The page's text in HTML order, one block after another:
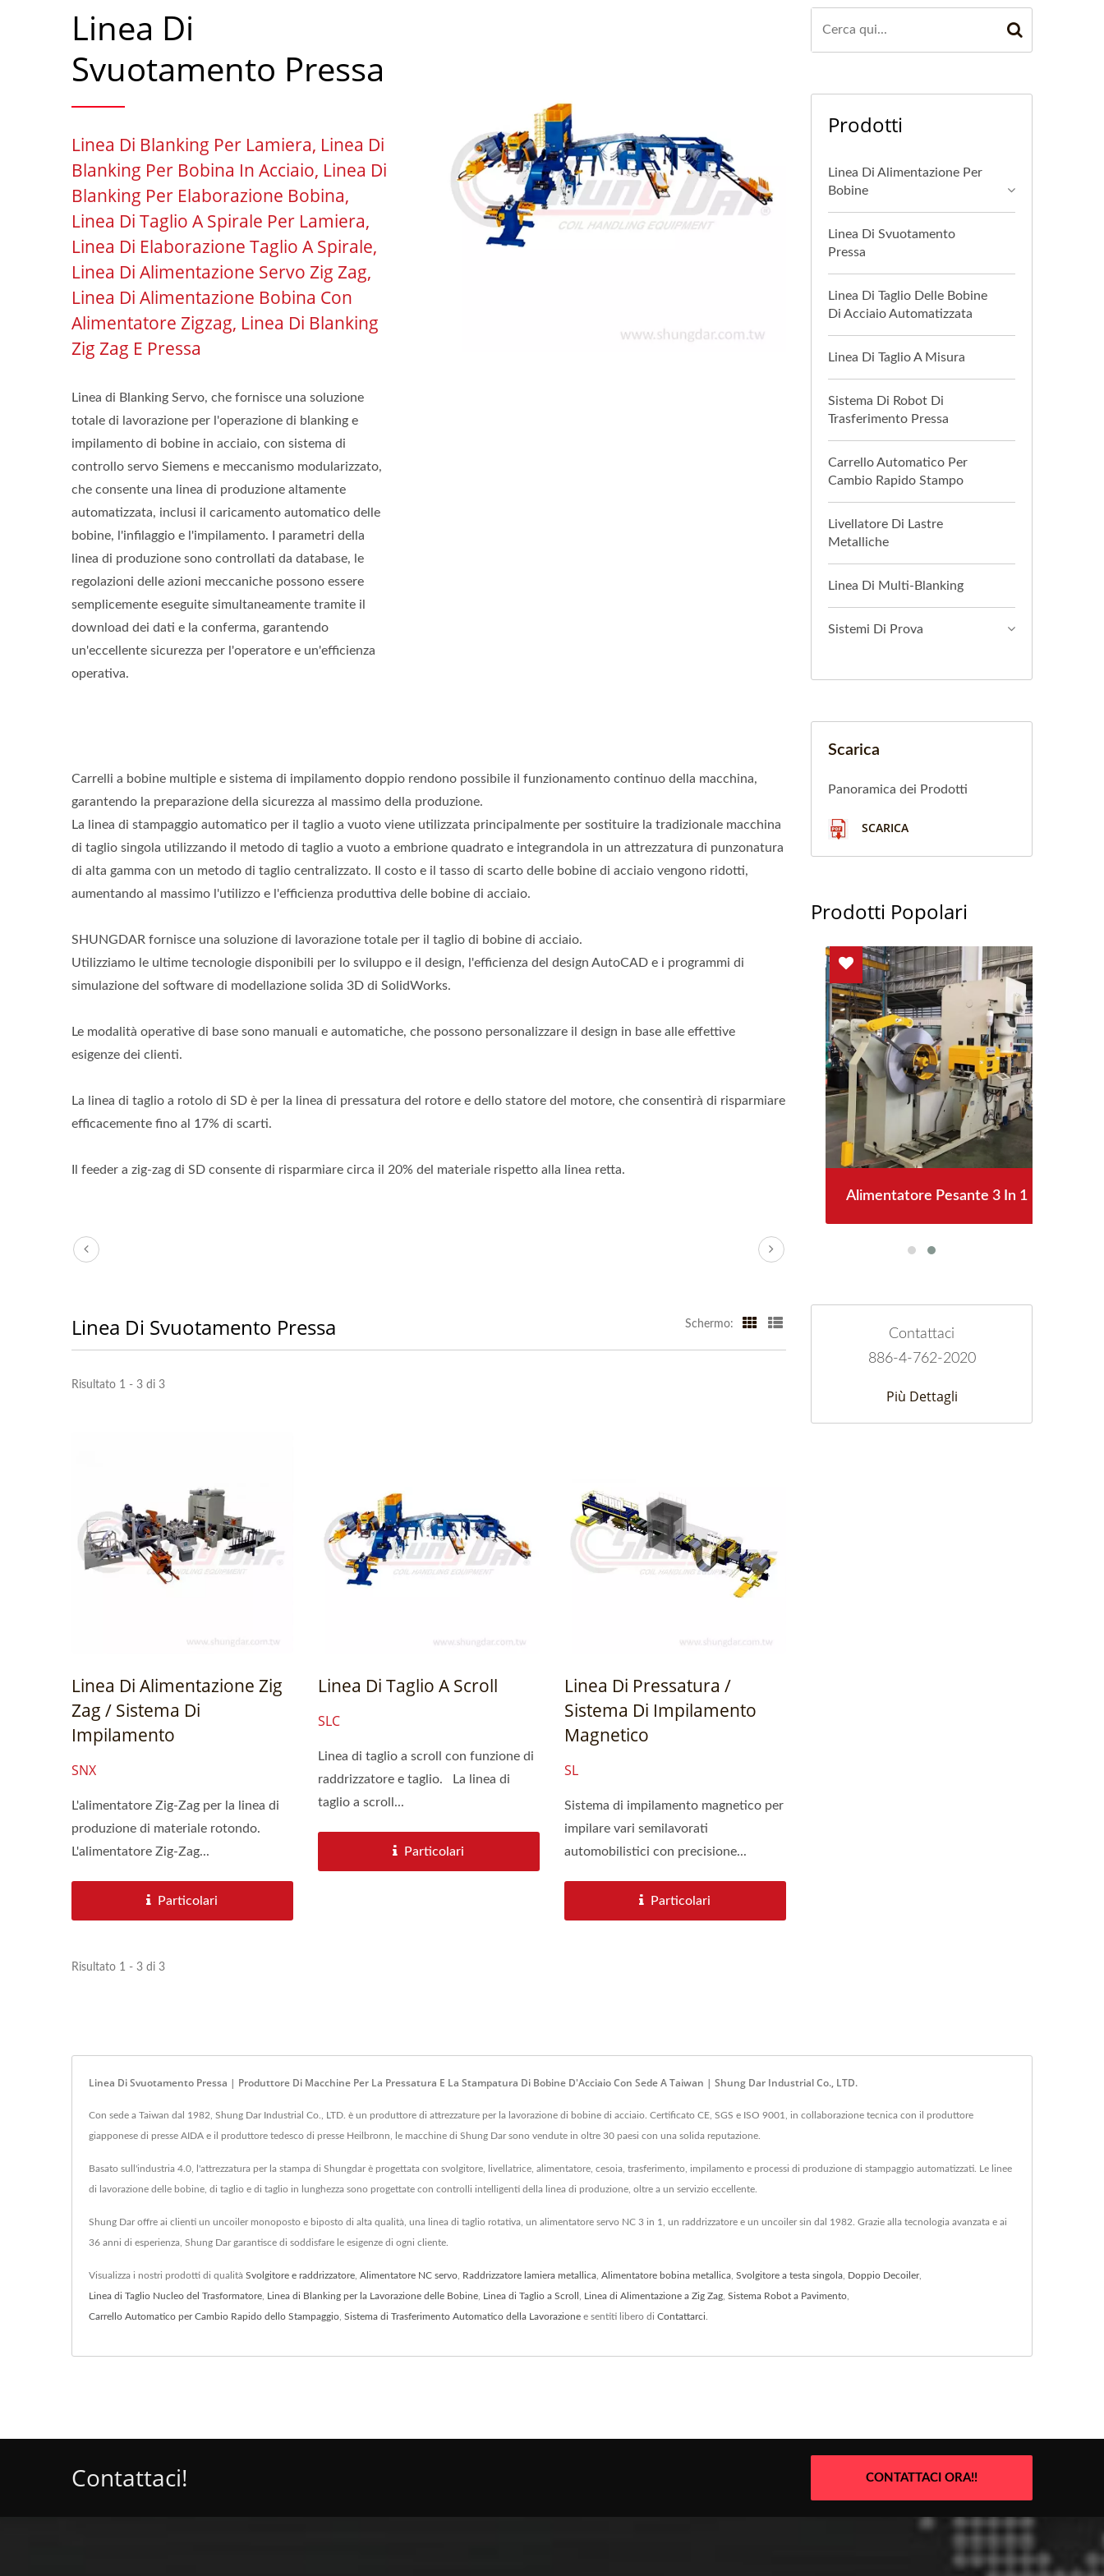
Linea Di
Svuotamento Pressa
Linea Di Blanking Per Lamiera, Linea Di
Blanking Per Bobina In Acciaio, Linea Di
Blanking Per Elaborazione Bobina,
Linea Di Taglio A Spirale Per Lamiera,
Linea Di Elaborazione Taglio A Spirale,
Linea Di Alimentazione Servo Zig Zag,
Linea Di Alimentazione Bobina Con
Alimentatore Zigzag, Linea Di Blanking
Zig Zag E Pressa
Linea di Blanking Servo, che fornisce una soluzione
totale di lavorazione per l'operazione di blanking e
impilamento di bobine in acciaio, con sistema di
controllo servo Siemens e meccanismo modularizzato,
che consente una linea di produzione altamente
automatizzata, inclusi il caricamento automatico delle
bobine, l'infilaggio e l'impilamento. I parametri della
linea di produzione sono controllati da database, le
regolazioni delle azioni meccaniche possono essere
semplicemente eseguite simultaneamente tramite il
download dei dati e la conferma, garantendo
un'eccellente sicurezza per l'operatore e un'efficienza
operativa.
Carrelli a bobine multiple e sistema di impilamento doppio rendono possibile il funzionamento continuo della macchina,
garantendo la preparazione della sicurezza al massimo della produzione.
La linea di stampaggio automatico per il taglio a vuoto viene utilizzata principalmente per sostituire la tradizionale macchina
di taglio singola utilizzando il metodo di taglio a vuoto a embrione quadrato e integrandola in un attrezzatura di punzonatura
di alta gamma con un metodo di taglio centralizzato. Il costo e il tasso di scarto delle bobine di acciaio vengono ridotti,
aumentando al massimo l'utilizzo e l'efficienza produttiva delle bobine di acciaio.
SHUNGDAR fornisce una soluzione di lavorazione totale per il taglio di bobine di acciaio.
Utilizziamo le ultime tecnologie disponibili per lo sviluppo e il design, l'efficienza del design AutoCAD e i programmi di
simulazione del software di modellazione solida 3D di SolidWorks.
Le modalità operative di base sono manuali e automatiche, che possono personalizzare il design in base alle effettive
esigenze dei clienti.
La linea di taglio a rotolo di SD è per la linea di pressatura del rotore e dello statore del motore, che consentirà di risparmiare
efficacemente fino al 17% di scarti.
Il feeder a zig-zag di SD consente di risparmiare circa il 20% del materiale rispetto alla linea retta.
Linea Di Svuotamento Pressa Schermo:
Risultato 1 - 3 di 3
Linea Di Alimentazione Zig
Zag / Sistema Di
Impilamento
SNX
L'alimentatore Zig-Zag per la linea di
produzione di materiale rotondo.
L'alimentatore Zig-Zag...
Particolari
Linea Di Taglio A Scroll
SLC
Linea di taglio a scroll con funzione di
raddrizzatore e taglio. La linea di
taglio a scroll...
Particolari
Linea Di Pressatura /
Sistema Di Impilamento
Magnetico
SL
Sistema di impilamento magnetico per
impilare vari semilavorati
automobilistici con precisione...
Particolari
Risultato 1 - 3 di 3
Prodotti
Linea Di Alimentazione Per
Bobine
Linea Di Svuotamento
Pressa
Linea Di Taglio Delle Bobine
Di Acciaio Automatizzata
Linea Di Taglio A Misura
Sistema Di Robot Di
Trasferimento Pressa
Carrello Automatico Per
Cambio Rapido Stampo
Livellatore Di Lastre
Metalliche
Linea Di Multi-Blanking
Sistemi Di Prova
Scarica
Panoramica dei Prodotti
SCARICA
Prodotti Popolari
Alimentatore Pesante 3 In 1
Contattaci
886-4-762-2020
Più Dettagli
Linea Di Svuotamento Pressa | Produttore Di Macchine Per La Pressatura E La Stampatura Di Bobine D'Acciaio Con Sede A Taiwan | Shung Dar Industrial Co., LTD.
Con sede a Taiwan dal 1982, Shung Dar Industrial Co., LTD. è un produttore di attrezzature per la lavorazione di bobine di acciaio. Certificato CE, SGS e ISO 9001, in collaborazione tecnica con il produttore
giapponese di presse AIDA e il produttore tedesco di presse Heilbronn, le macchine di Shung Dar sono vendute in oltre 30 paesi con una solida reputazione.
Basato sull'industria 4.0, l'attrezzatura per la stampa di Shungdar è progettata con svolgitore, livellatrice, alimentatore, cesoia, trasferimento, impilamento e processi di produzione di stampaggio automatizzati. Le linee
di lavorazione delle bobine, di taglio e di taglio in lunghezza sono progettate con controlli intelligenti della linea di produzione, oltre a un servizio eccellente.
Shung Dar offre ai clienti un uncoiler monoposto e biposto di alta qualità, una linea di taglio rotativa, un alimentatore servo NC 3 in 1, un raddrizzatore e un uncoiler sin dal 1982. Grazie alla tecnologia avanzata e ai
36 anni di esperienza, Shung Dar garantisce di soddisfare le esigenze di ogni cliente.
Visualizza i nostri prodotti di qualità Svolgitore e raddrizzatore Alimentatore NC servo Raddrizzatore lamiera metallica Alimentatore bobina metallica Svolgitore a testa singola Doppio Decoiler,
Linea di Taglio Nucleo del Trasformatore Linea di Blanking per la Lavorazione delle Bobine Linea di Taglio a Scroll Linea di Alimentazione a Zig Zag Sistema Robot a Pavimento
Carrello Automatico per Cambio Rapido dello Stampaggio Sistema di Trasferimento Automatico della Lavorazione e sentiti libero di Contattarci
Contattaci! CONTATTACI ORA!!